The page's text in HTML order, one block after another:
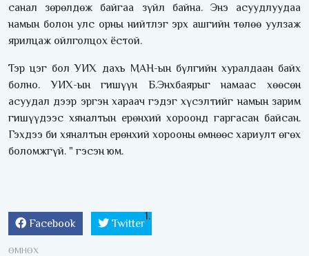
санал зөрөлдөж байгаа зүйл байна. Энэ асуудлуудаа
намын болон улс орны нийтлэг эрх ашгийн төлөө уулзаж
ярилцаж ойлголцох ёстой.
Тэр цэг бол УИХ дахь МАН-ын бүлгийн хуралдаан байх
болно. УИХ-ын гишүүн Б.Энхбаярыг намаас хөөсөн
асуудал дээр эргэн хараач гэдэг хүсэлтийг намын зарим
гишүүдээс хяналтын ерөнхий хороонд гаргасан байсан.
Гэхдээ би хяналтын ерөнхий хорооны өмнөөс хариулт өгөх
боломжгүй. " гэсэн юм.
Facebook Twitter
ӨМНӨХ